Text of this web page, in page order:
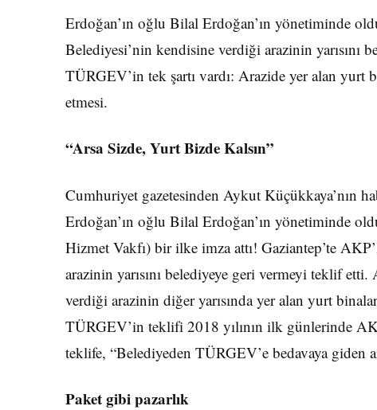
Erdoğan’ın oğlu Bilal Erdoğan’ın yönetiminde
Belediyesi’nin kendisine verdiği arazinin yarısını
TÜRGEV’in tek şartı vardı: Arazide yer alan yurt
etmesi.
“Arsa Sizde, Yurt Bizde Kalsın”
Cumhuriyet gazetesinden Aykut Küçükkaya’nın
Erdoğan’ın oğlu Bilal Erdoğan’ın yönetiminde
Hizmet Vakfı) bir ilke imza attı! Gaziantep’te
arazinin yarısını belediyeye geri vermeyi teklif
verdiği arazinin diğer yarısında yer alan yurt
TÜRGEV’in teklifi 2018 yılının ilk günlerinde
teklife, “Belediyeden TÜRGEV’e bedavaya giden
Paket gibi pazarlık